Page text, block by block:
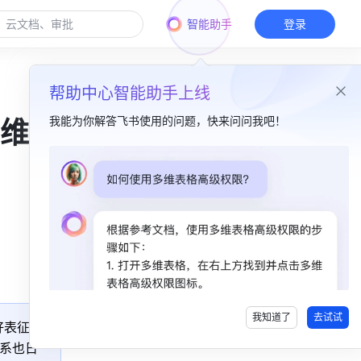
智能助手
帮助中心智能助手上线
我能为你解答飞书使用的问题，快来问问我吧！
我知道了 去试试
登录
征。”
也日
本篇目录
二、梳理消费者信息，方便查找管理​
三、轻启消费者访谈，便捷维系关系​